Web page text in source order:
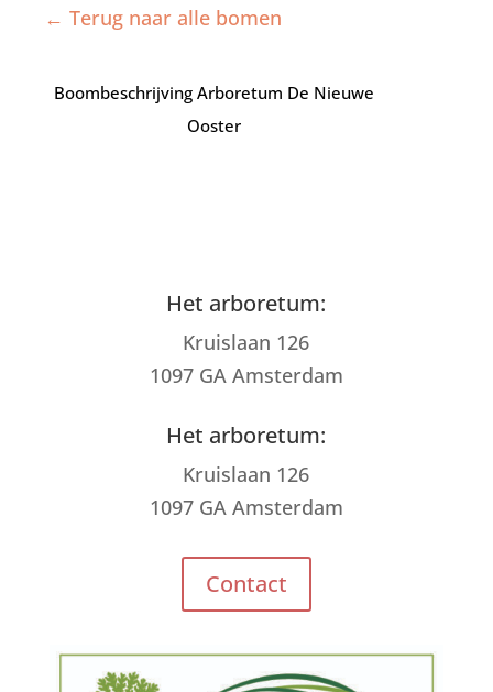
← Terug naar alle bomen
Boombeschrijving Arboretum De Nieuwe
Ooster
Het arboretum:
Kruislaan 126
1097 GA Amsterdam
Het arboretum:
Kruislaan 126
1097 GA Amsterdam
Contact